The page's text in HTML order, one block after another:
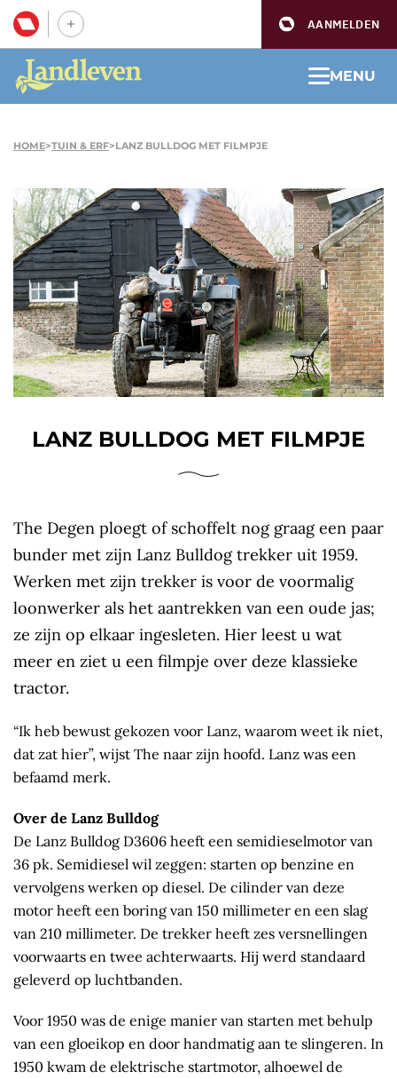
AANMELDEN
MENU
HOME>TUIN & ERF>LANZ BULLDOG MET FILMPJE
LANZ BULLDOG MET FILMPJE
The Degen ploegt of schoffelt nog graag een paar
bunder met zijn Lanz Bulldog trekker uit 1959.
Werken met zijn trekker is voor de voormalig
loonwerker als het aantrekken van een oude jas;
ze zijn op elkaar ingesleten. Hier leest u wat
meer en ziet u een filmpje over deze klassieke
tractor.
“Ik heb bewust gekozen voor Lanz, waarom weet ik niet,
dat zat hier”, wijst The naar zijn hoofd. Lanz was een
befaamd merk.
Over de Lanz Bulldog
De Lanz Bulldog D3606 heeft een semidieselmotor van
36 pk. Semidiesel wil zeggen: starten op benzine en
vervolgens werken op diesel. De cilinder van deze
motor heeft een boring van 150 millimeter en een slag
van 210 millimeter. De trekker heeft zes versnellingen
voorwaarts en twee achterwaarts. Hij werd standaard
geleverd op luchtbanden.
Voor 1950 was de enige manier van starten met behulp
van een gloeikop en door handmatig aan te slingeren. In
1950 kwam de elektrische startmotor, alhoewel de